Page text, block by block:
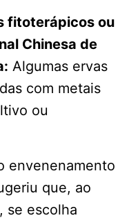
fitoterápicos ou
Chinesa de
Algumas ervas
com metais
ou
envenenamento
que, ao
se escolha